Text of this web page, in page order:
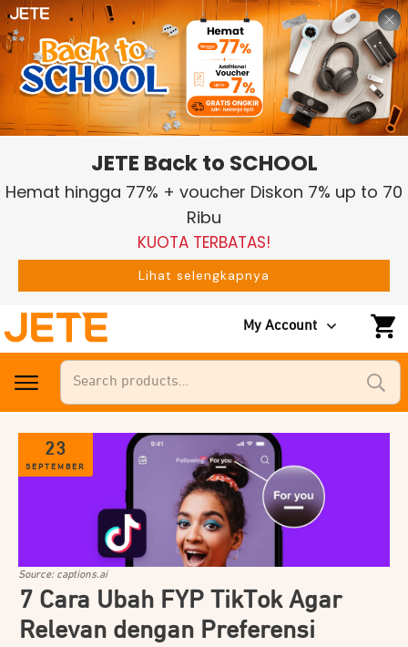
My Account
Search
23
SEPTEMBER
Source: captions.ai
7 Cara Ubah FYP TikTok Agar
Relevan dengan Preferensi
JETE Back to SCHOOL
Hemat hingga 77% + voucher Diskon 7% up to 70
Ribu
KUOTA TERBATAS!
Lihat selengkapnya